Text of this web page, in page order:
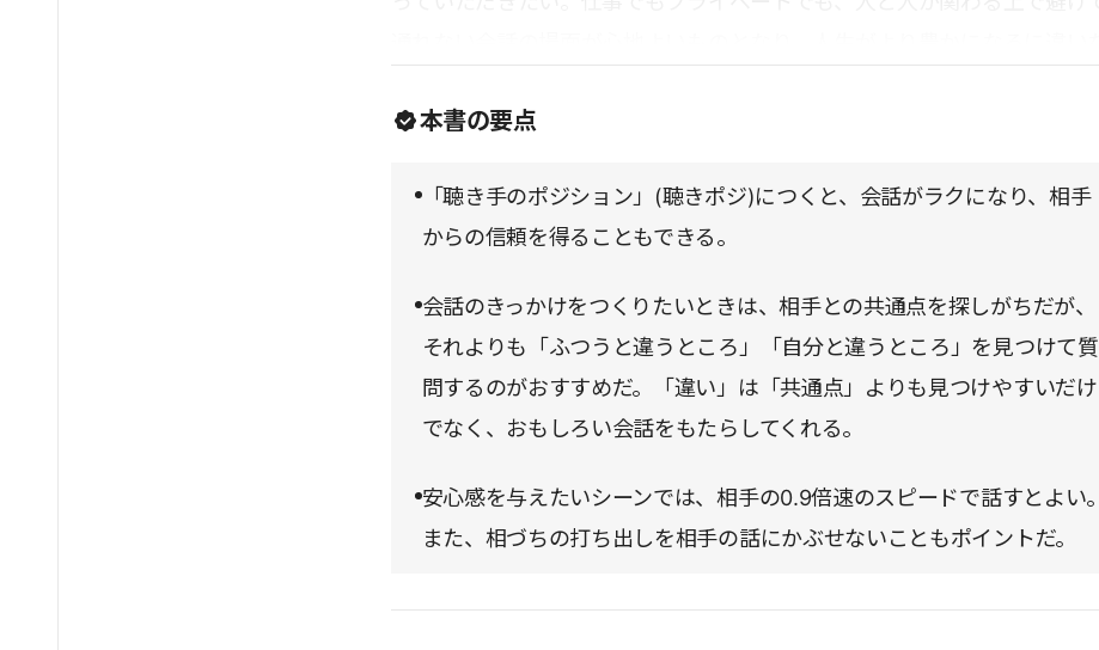
本書の要点
「聴き手のポジション」(聴きポジ)につくと、会話がラクになり、相手
からの信頼を得ることもできる。
会話のきっかけをつくりたいときは、相手との共通点を探しがちだが、
それよりも「ふつうと違うところ」「自分と違うところ」を見つけて質
問するのがおすすめだ。「違い」は「共通点」よりも見つけやすいだけ
でなく、おもしろい会話をもたらしてくれる。
安心感を与えたいシーンでは、相手の0.9倍速のスピードで話すとよい。
また、相づちの打ち出しを相手の話にかぶせないこともポイントだ。